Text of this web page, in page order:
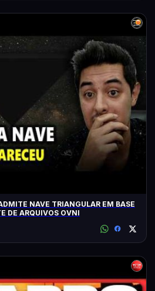
NAVE TRIANGULAR EM BASE
DE ARQUIVOS OVNI